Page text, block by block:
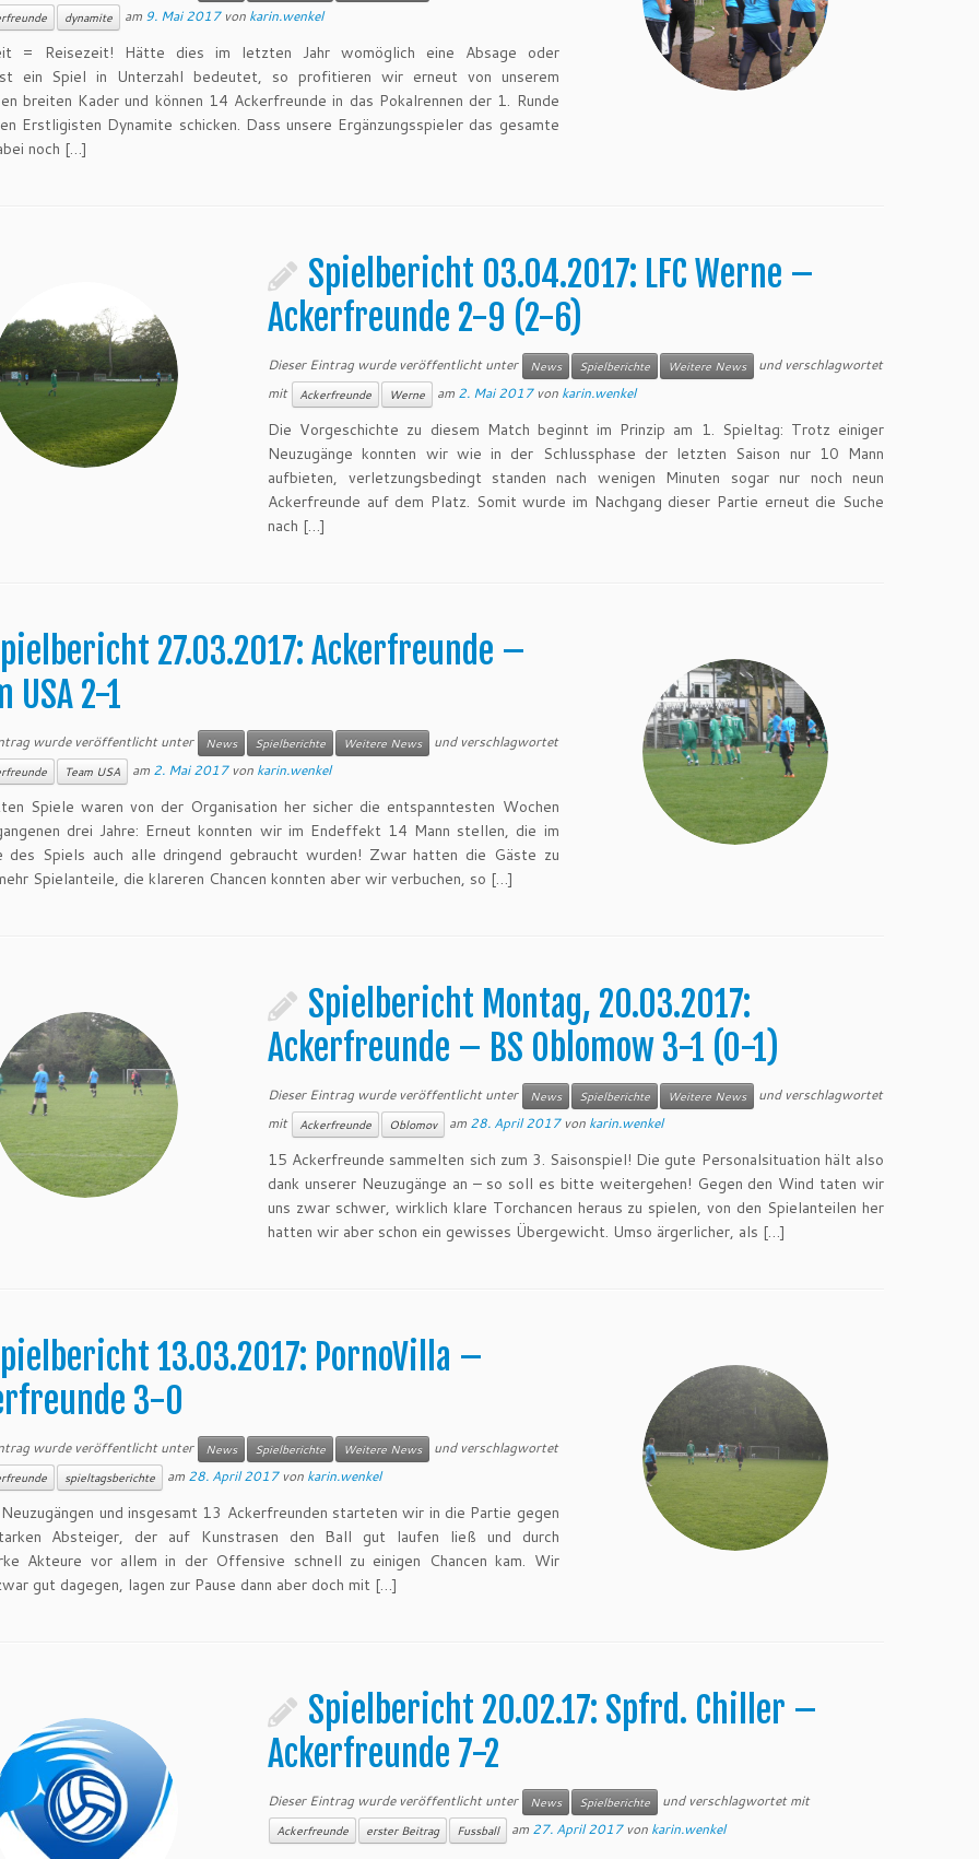
dynamite am 9. Mai 2017 von karin.wenkel
= Reisezeit! Hätte dies im letzten Jahr womöglich eine Absage oder
ein Spiel in Unterzahl bedeutet, so profitieren wir erneut von unserem
breiten Kader und können 14 Ackerfreunde in das Pokalrennen der 1. Runde
Erstligisten Dynamite schicken. Dass unsere Ergänzungsspieler das gesamte
noch […]
Spielbericht 03.04.2017: LFC Werne –
Ackerfreunde 2-9 (2-6)
Dieser Eintrag wurde veröffentlicht unter News Spielberichte Weitere News
und verschlagwortet
mit
Ackerfreunde Werne am 2. Mai 2017 von karin.wenkel
Die Vorgeschichte zu diesem Match beginnt im Prinzip am 1. Spieltag: Trotz einiger
Neuzugänge konnten wir wie in der Schlussphase der letzten Saison nur 10 Mann
aufbieten, verletzungsbedingt standen nach wenigen Minuten sogar nur noch neun
Ackerfreunde auf dem Platz. Somit wurde im Nachgang dieser Partie erneut die Suche
nach […]
27.03.2017: Ackerfreunde –
USA 2-1
wurde veröffentlicht unter News Spielberichte Weitere News und verschlagwortet
Team USA am 2. Mai 2017 von karin.wenkel
Spiele waren von der Organisation her sicher die entspanntesten Wochen
drei Jahre: Erneut konnten wir im Endeffekt 14 Mann stellen, die im
des Spiels auch alle dringend gebraucht wurden! Zwar hatten die Gäste zu
Spielanteile, die klareren Chancen konnten aber wir verbuchen, so […]
Spielbericht Montag, 20.03.2017:
Ackerfreunde – BS Oblomow 3-1 (0-1)
Dieser Eintrag wurde veröffentlicht unter News Spielberichte Weitere News
und verschlagwortet
mit
Ackerfreunde Oblomov am 28. April 2017 von karin.wenkel
15 Ackerfreunde sammelten sich zum 3. Saisonspiel! Die gute Personalsituation hält also
dank unserer Neuzugänge an – so soll es bitte weitergehen! Gegen den Wind taten wir
uns zwar schwer, wirklich klare Torchancen heraus zu spielen, von den Spielanteilen her
hatten wir aber schon ein gewisses Übergewicht. Umso ärgerlicher, als […]
13.03.2017: PornoVilla –
3-0
wurde veröffentlicht unter News Spielberichte Weitere News und verschlagwortet
spieltagsberichte am 28. April 2017 von karin.wenkel
und insgesamt 13 Ackerfreunden starteten wir in die Partie gegen
Absteiger, der auf Kunstrasen den Ball gut laufen ließ und durch
Akteure vor allem in der Offensive schnell zu einigen Chancen kam. Wir
gut dagegen, lagen zur Pause dann aber doch mit […]
Spielbericht 20.02.17: Spfrd. Chiller –
Ackerfreunde 7-2
Dieser Eintrag wurde veröffentlicht unter News Spielberichte und verschlagwortet mit
Ackerfreunde erster Beitrag Fussball am 27. April 2017 von karin.wenkel